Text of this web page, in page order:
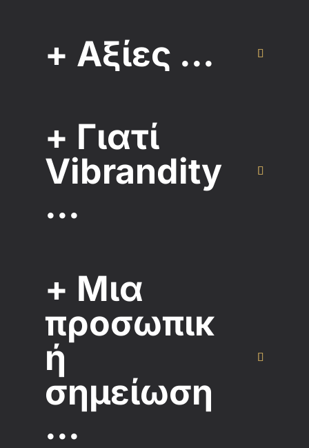
+ Αξίες ...
+ Γιατί
Vibrandity
...
+ Μια
προσωπικ
ή
σημείωση
...